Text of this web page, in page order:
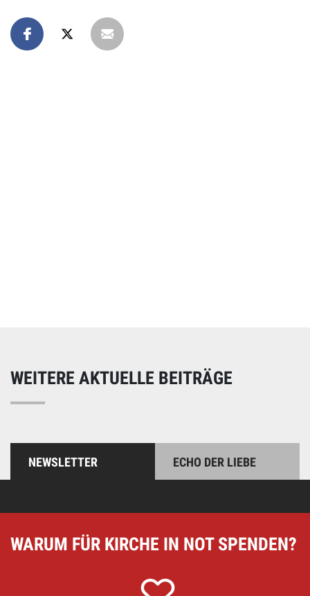
WEITERE AKTUELLE BEITRÄGE
NEWSLETTER ECHO DER LIEBE
WARUM FÜR KIRCHE IN NOT SPENDEN?